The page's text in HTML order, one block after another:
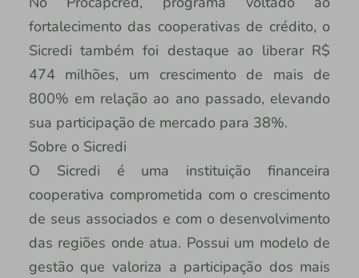
fortalecimento das cooperativas de crédito, o
Sicredi também foi destaque ao liberar R$
474 milhões, um crescimento de mais de
800% em relação ao ano passado, elevando
sua participação de mercado para 38%.
Sobre o Sicredi
O Sicredi é uma instituição financeira
cooperativa comprometida com o crescimento
de seus associados e com o desenvolvimento
das regiões onde atua. Possui um modelo de
gestão que valoriza a participação dos mais